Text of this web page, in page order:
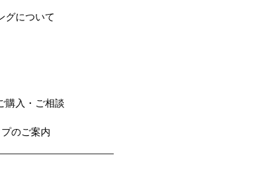
グについて
購入・ご相談
のご案内